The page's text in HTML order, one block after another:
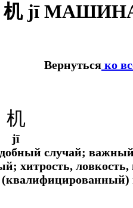
jī
Вернуться ко
机
jī
случай;
хитрость, ловкость,